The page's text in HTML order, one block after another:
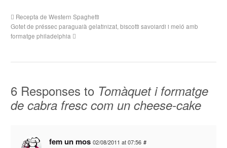
Recepta de Western Spaghetti
Gotet de préssec paraguaià gelatinizat, biscotti savoiardi i meló amb
formatge philadelphia
6 Responses to Tomàquet i formatge
de cabra fresc com un cheese-cake
fem un mos 02/08/2011 at 07:56 #